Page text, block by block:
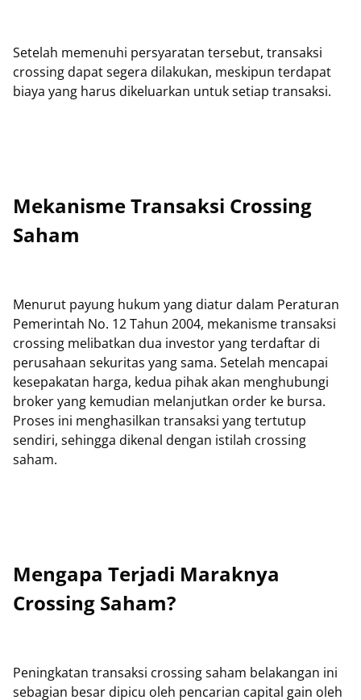
Setelah memenuhi persyaratan tersebut, transaksi
crossing dapat segera dilakukan, meskipun terdapat
biaya yang harus dikeluarkan untuk setiap transaksi.
Mekanisme Transaksi Crossing
Saham
Menurut payung hukum yang diatur dalam Peraturan
Pemerintah No. 12 Tahun 2004, mekanisme transaksi
crossing melibatkan dua investor yang terdaftar di
perusahaan sekuritas yang sama. Setelah mencapai
kesepakatan harga, kedua pihak akan menghubungi
broker yang kemudian melanjutkan order ke bursa.
Proses ini menghasilkan transaksi yang tertutup
sendiri, sehingga dikenal dengan istilah crossing
saham.
Mengapa Terjadi Maraknya
Crossing Saham?
Peningkatan transaksi crossing saham belakangan ini
sebagian besar dipicu oleh pencarian capital gain oleh